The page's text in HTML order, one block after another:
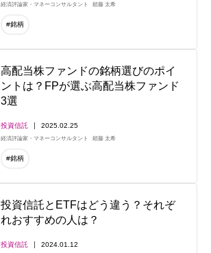
経済評論家・マネーコンサルタント 頼藤 太希
#銘柄
高配当株ファンドの銘柄選びのポイ
ントは？FPが選ぶ高配当株ファンド
3選
投資信託 2025.02.25
経済評論家・マネーコンサルタント 頼藤 太希
#銘柄
投資信託とETFはどう違う？それぞ
れおすすめの人は？
投資信託 2024.01.12